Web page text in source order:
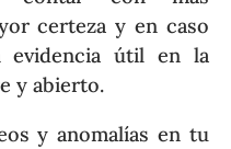
certeza y en caso
evidencia útil en la
y abierto.
y anomalías en tu